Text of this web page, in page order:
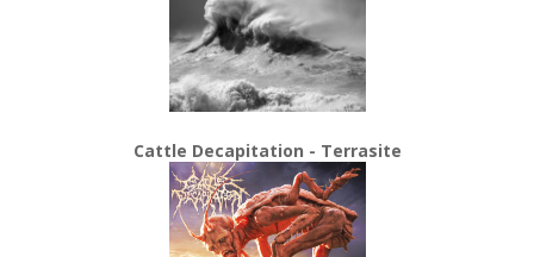
Cattle Decapitation - Terrasite